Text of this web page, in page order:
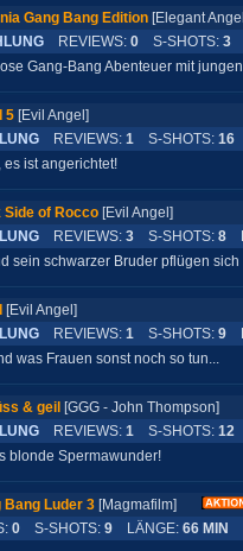
Gang Bang Edition [Elegant
REVIEWS: 0 S-SHOTS: 3
Gang-Bang Abenteuer mit
5 [Evil Angel]
REVIEWS: 1 S-SHOTS: 16
es ist angerichtet!
Side of Rocco [Evil Angel]
REVIEWS: 3 S-SHOTS: 8
sein schwarzer Bruder pflügen
[Evil Angel]
REVIEWS: 1 S-SHOTS: 9
was Frauen sonst noch so tun...
& geil [GGG - John Thompson]
REVIEWS: 1 S-SHOTS: 12
blonde Spermawunder!
Bang Luder 3 [Magmafilm]
0 S-SHOTS: 9 LÄNGE: 66 MIN